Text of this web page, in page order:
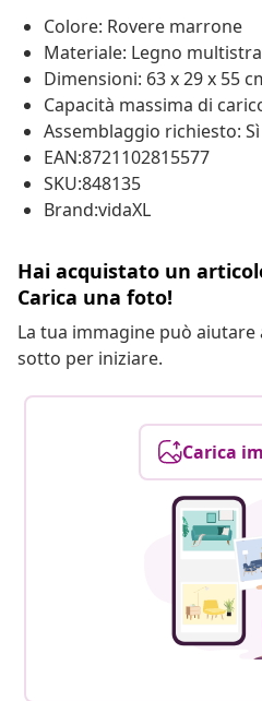
Colore: Rovere marrone
Materiale: Legno
Dimensioni: 63 x 29 x 55
Capacità massima di
Assemblaggio richiesto: Sì
EAN:8721102815577
SKU:848135
Brand:vidaXL
Hai acquistato un
Carica una foto!
La tua immagine può
sotto per iniziare.
Carica